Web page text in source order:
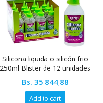
Silicona liquida o silicón frio
250ml Blister de 12 unidades
Bs. 35.844,88
Add to cart